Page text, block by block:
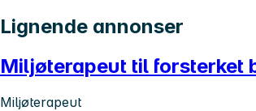
Lignende annonser
Miljøterapeut til forsterket
Miljøterapeut